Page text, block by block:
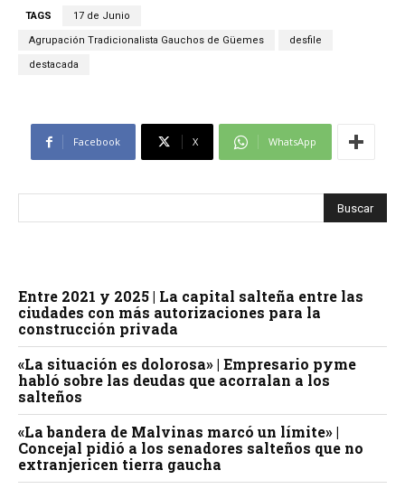
TAGS 17 de Junio
Agrupación Tradicionalista Gauchos de Güemes desfile
destacada
Facebook X WhatsApp
Entre 2021 y 2025 | La capital salteña entre las
ciudades con más autorizaciones para la
construcción privada
«La situación es dolorosa» | Empresario pyme
habló sobre las deudas que acorralan a los
salteños
«La bandera de Malvinas marcó un límite» |
Concejal pidió a los senadores salteños que no
extranjericen tierra gaucha